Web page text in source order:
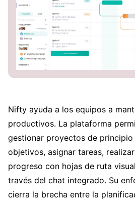
Nifty ayuda a los equipos a
productivos. La plataforma
gestionar proyectos de
objetivos, asignar tareas,
progreso con hojas de ruta
través del chat integrado. Su
cierra la brecha entre la